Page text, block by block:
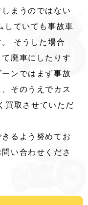
まうのではない
していても事故車
そうした場合
廃車にしたりす
ンではまず事故
そのうえでカス
買取させていただ
るよう努めてお
い合わせくださ